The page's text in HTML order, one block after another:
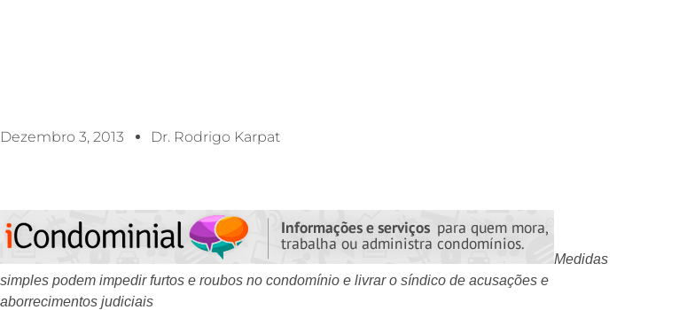
Dezembro 3, 2013 Dr. Rodrigo Karpat
Medidas
simples podem impedir furtos e roubos no condomínio e livrar o síndico de acusações e
aborrecimentos judiciais